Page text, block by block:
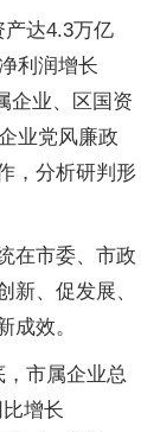
达4.3万亿
利润增长
企业、区国资
业党风廉政
，分析研判形
在市委、市政
新、促发展、
成效。
市属企业总
增长